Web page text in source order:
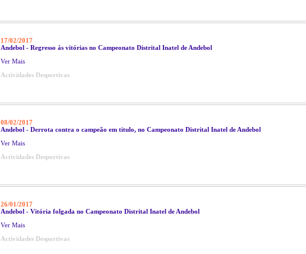
17/02/2017
Andebol - Regresso ás vitórias no Campeonato Distrital Inatel de Andebol
Ver Mais
Actividades Desportivas
08/02/2017
Andebol - Derrota contra o campeão em titulo, no Campeonato Distrital Inatel de Andebol
Ver Mais
Actividades Desportivas
26/01/2017
Andebol - Vitória folgada no Campeonato Distrital Inatel de Andebol
Ver Mais
Actividades Desportivas